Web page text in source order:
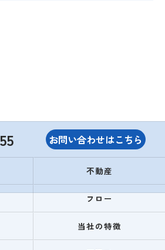
お問い合わせはこちら
不動産
フロー
当社の特徴